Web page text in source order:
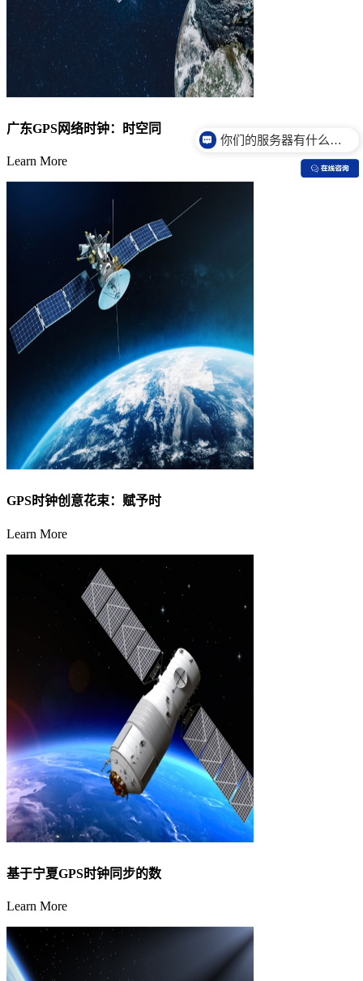
广东GPS网络时钟：时空同
Learn More
GPS时钟创意花束：赋予时
Learn More
基于宁夏GPS时钟同步的数
Learn More
你们的服务器有什么特点？